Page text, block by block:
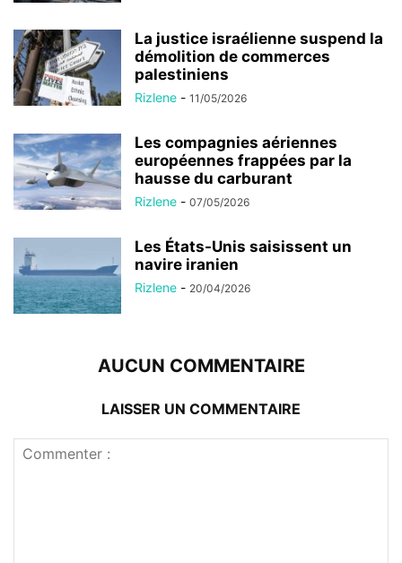
La justice israélienne suspend la
démolition de commerces
palestiniens
Rizlene - 11/05/2026
Les compagnies aériennes
européennes frappées par la
hausse du carburant
Rizlene - 07/05/2026
Les États-Unis saisissent un
navire iranien
Rizlene - 20/04/2026
AUCUN COMMENTAIRE
LAISSER UN COMMENTAIRE